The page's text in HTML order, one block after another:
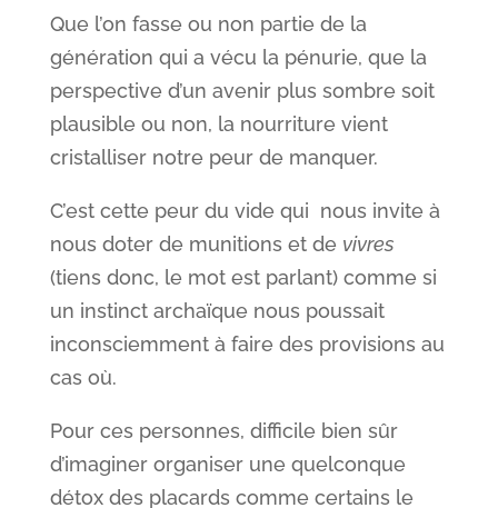
Que l’on fasse ou non partie de la
génération qui a vécu la pénurie, que la
perspective d’un avenir plus sombre soit
plausible ou non, la nourriture vient
cristalliser notre peur de manquer.
C’est cette peur du vide qui nous invite à
nous doter de munitions et de vivres
(tiens donc, le mot est parlant) comme si
un instinct archaïque nous poussait
inconsciemment à faire des provisions au
cas où.
Pour ces personnes, difficile bien sûr
d’imaginer organiser une quelconque
détox des placards comme certains le